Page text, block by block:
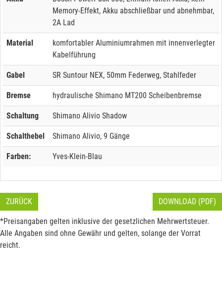
Memory-Effekt, Akku abschließbar und abnehmbar,
2A Lad
Material
komfortabler Aluminiumrahmen mit innenverlegter
Kabelführung
Gabel SR Suntour NEX, 50mm Federweg, Stahlfeder
Bremse hydraulische Shimano MT200 Scheibenbremse
Schaltung Shimano Alivio Shadow
Schalthebel Shimano Alivio, 9 Gänge
Farben: Yves-Klein-Blau
ZURÜCK DOWNLOAD (PDF)
*Preisangaben gelten inklusive der gesetzlichen Mehrwertsteuer.
Alle Angaben sind ohne Gewähr und gelten, solange der Vorrat
reicht.